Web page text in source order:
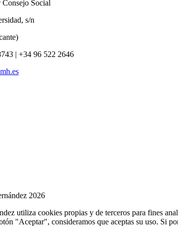
Social
s/n
| +34 96 522 2646
2026
utiliza cookies propias y de terceros para fines
"Aceptar", consideramos que aceptas su uso. Si